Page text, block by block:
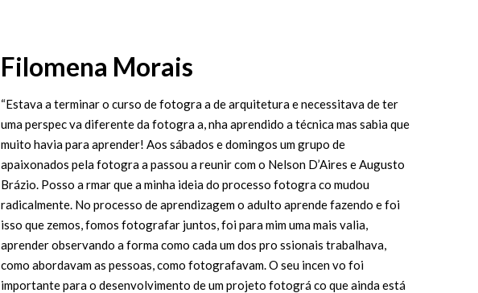
Filomena Morais
“Estava a terminar o curso de fotogra a de arquitetura e necessitava de ter
uma perspec va diferente da fotogra a, nha aprendido a técnica mas sabia que
muito havia para aprender! Aos sábados e domingos um grupo de
apaixonados pela fotogra a passou a reunir com o Nelson D’Aires e Augusto
Brázio. Posso a rmar que a minha ideia do processo fotogra co mudou
radicalmente. No processo de aprendizagem o adulto aprende fazendo e foi
isso que zemos, fomos fotografar juntos, foi para mim uma mais valia,
aprender observando a forma como cada um dos pro ssionais trabalhava,
como abordavam as pessoas, como fotografavam. O seu incen vo foi
importante para o desenvolvimento de um projeto fotográ co que ainda está